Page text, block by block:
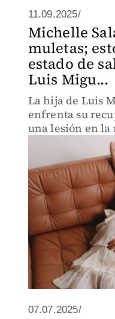
11.09.2025/
Michelle
muletas;
estado de
Luis Migu...
La hija de Luis
enfrenta su
una lesión en
07.07.2025/